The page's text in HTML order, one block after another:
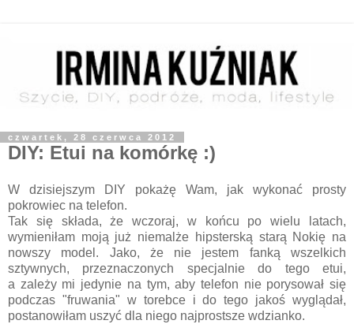
czwartek, 28 czerwca 2012
DIY: Etui na komórkę :)
W dzisiejszym DIY pokażę Wam, jak wykonać prosty
pokrowiec na telefon.
Tak się składa, że wczoraj, w końcu po wielu latach,
wymieniłam moją już niemalże hipsterską starą Nokię na
nowszy model. Jako, że nie jestem fanką wszelkich
sztywnych, przeznaczonych specjalnie do tego etui,
a zależy mi jedynie na tym, aby telefon nie porysował się
podczas "fruwania" w torebce i do tego jakoś wyglądał,
postanowiłam uszyć dla niego najprostsze wdzianko.